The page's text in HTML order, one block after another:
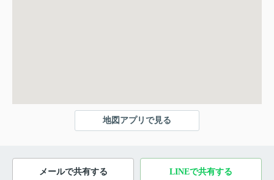
地図アプリで見る
メールで共有する LINEで共有する